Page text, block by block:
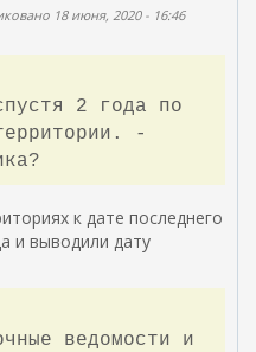
18 июня, 2020 - 16:46
2 года по
-
к дате последнего
и выводили дату
ведомости и